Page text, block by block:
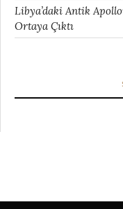
Libya’daki Antik
Ortaya Çıktı